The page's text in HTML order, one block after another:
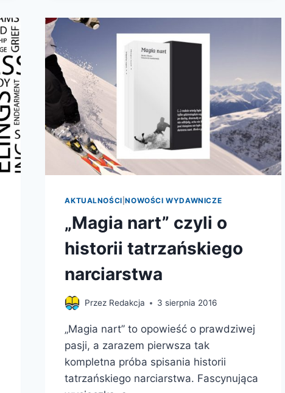
AKTUALNOŚCI |NOWOŚCI WYDAWNICZE
„Magia nart” czyli o
historii tatrzańskiego
narciarstwa
Przez Redakcja 3 sierpnia 2016
„Magia nart” to opowieść o prawdziwej
pasji, a zarazem pierwsza tak
kompletna próba spisania historii
tatrzańskiego narciarstwa. Fascynująca